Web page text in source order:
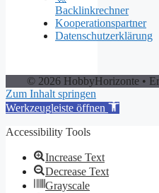
Backlinkrechner
Kooperationspartner
Datenschutzerklärung
© 2026 HobbyHorizonte •
Zum Inhalt springen
Werkzeugleiste öffnen
Accessibility Tools
Increase Text
Decrease Text
Grayscale